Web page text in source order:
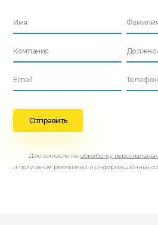
Даю согласие на обработку
и получение рекламных и информационных